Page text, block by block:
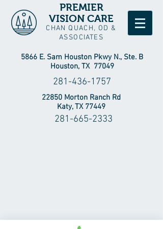
PREMIER
VISION CARE
CHAN QUACH, OD &
ASSOCIATES
5866 E. Sam Houston Pkwy N., Ste. B
Houston, TX 77049
281-436-1757
22850 Morton Ranch Rd
Katy, TX 77449
281-665-2333